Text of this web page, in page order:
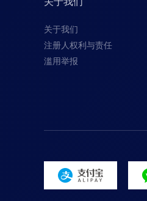
关于我们
注册人权利与责任
滥用举报